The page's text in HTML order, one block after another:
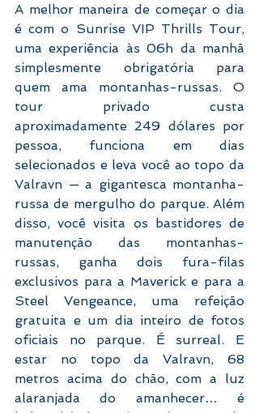
A melhor maneira de começar o dia
é com o Sunrise VIP Thrills Tour,
uma experiência às 06h da manhã
simplesmente obrigatória para
quem ama montanhas-russas. O
tour privado custa
aproximadamente 249 dólares por
pessoa, funciona em dias
selecionados e leva você ao topo da
Valravn — a gigantesca montanha-
russa de mergulho do parque. Além
disso, você visita os bastidores de
manutenção das montanhas-
russas, ganha dois fura-filas
exclusivos para a Maverick e para a
Steel Vengeance, uma refeição
gratuita e um dia inteiro de fotos
oficiais no parque. É surreal. E
estar no topo da Valravn, 68
metros acima do chão, com a luz
alaranjada do amanhecer… é